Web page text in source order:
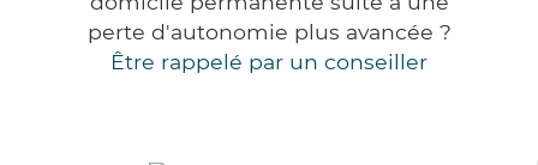
perte d'autonomie plus avancée ?
Être rappelé par un conseiller